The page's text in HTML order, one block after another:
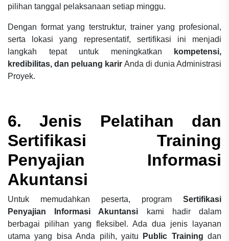
pilihan tanggal pelaksanaan setiap minggu.
Dengan format yang terstruktur, trainer yang profesional,
serta lokasi yang representatif, sertifikasi ini menjadi
langkah tepat untuk meningkatkan
kompetensi,
kredibilitas, dan peluang karir Anda di dunia Administrasi
Proyek.
6. Jenis Pelatihan dan
Sertifikasi Training
Penyajian Informasi
Akuntansi
Untuk memudahkan peserta, program Sertifikasi
Penyajian Informasi Akuntansi
kami hadir dalam
berbagai pilihan yang fleksibel. Ada dua jenis layanan
utama yang bisa Anda pilih, yaitu
Public Training dan